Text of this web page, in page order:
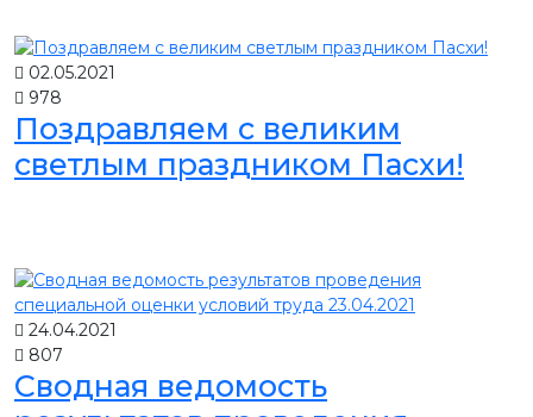
02.05.2021
978
Поздравляем с великим
светлым праздником Пасхи!
24.04.2021
807
Сводная ведомость